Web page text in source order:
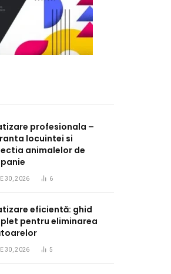
profesionala –
locuintei si
animalelor de
30, 2026 6
eficientă: ghid
pentru eliminarea
30, 2026 5